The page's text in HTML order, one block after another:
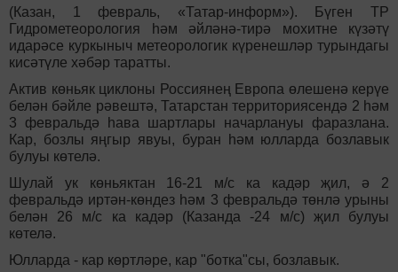
(Казан, 1 февраль, «Татар-информ»). Бүген ТР
Гидрометеорология һәм әйләнә-тирә мохитне күзәтү
идарәсе куркыныч метеорологик күренешләр турындагы
кисәтүле хәбәр таратты.
Актив көньяк циклоны Россиянең Европа өлешенә керүе
белән бәйле рәвештә, Татарстан территориясендә 2 һәм
3 февральдә һава шартлары начарлануы фаразлана.
Кар, бозлы яңгыр явуы, буран һәм юлларда бозлавык
булуы көтелә.
Шулай ук көньяктан 16-21 м/с ка кадәр җил, ә 2
февральдә иртән-көндез һәм 3 февральдә төнлә урыны
белән 26 м/с ка кадәр (Казанда -24 м/с) җил булуы
көтелә.
Юлларда - кар көртләре, кар "ботка"сы, бозлавык.